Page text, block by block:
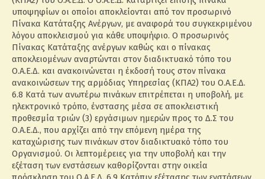
υποψηφίων οι οποίοι αποκλείονται από τον προσωρινό
Πίνακα Κατάταξης Ανέργων, με αναφορά του συγκεκριμένου
λόγου αποκλεισμού για κάθε υποψήφιο. Ο προσωρινός
Πίνακας Κατάταξης ανέργων καθώς και ο πίνακας
αποκλειομένων αναρτώνται στον διαδικτυακό τόπο του
Ο.Α.Ε.Δ. και ανακοινώνεται η έκδοσή τους στον πίνακα
ανακοινώσεων της αρμόδιας Υπηρεσίας (ΚΠΑ2) του Ο.Α.Ε.Δ.
6.8 Κατά των ανωτέρω πινάκων επιτρέπεται η υποβολή, με
ηλεκτρονικό τρόπο, ένστασης μέσα σε αποκλειστική
προθεσμία τριών (3) εργάσιμων ημερών προς το Δ.Σ του
Ο.Α.Ε.Δ., που αρχίζει από την επόμενη ημέρα της
καταχώρισης των πινάκων στον διαδικτυακό τόπο του
Οργανισμού. Οι λεπτομέρειες για την υποβολή και την
εξέταση των ενστάσεων καθορίζονται στην οικεία